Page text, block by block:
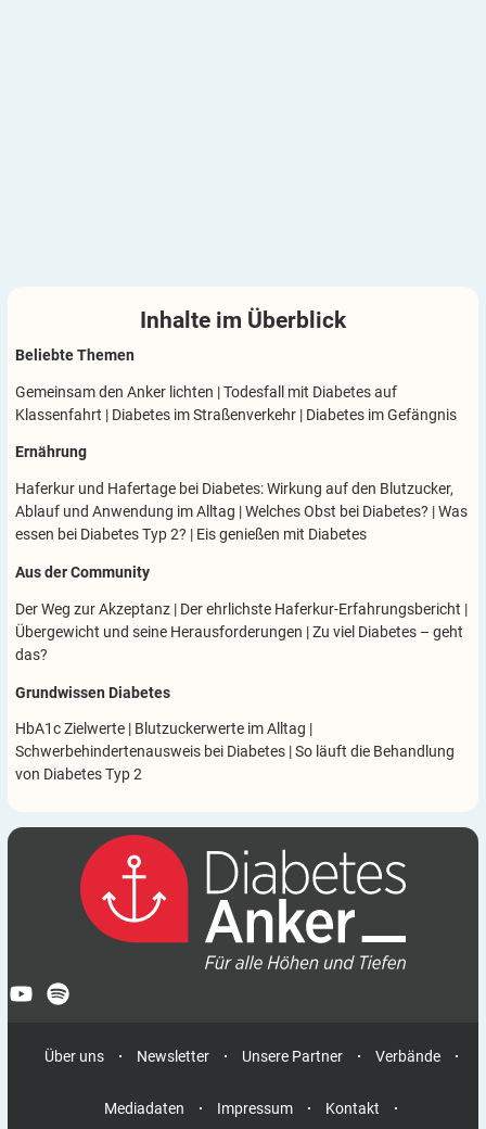
Inhalte im Überblick
Beliebte Themen
Gemeinsam den Anker lichten |Todesfall mit Diabetes auf
Klassenfahrt | Diabetes im Straßenverkehr | Diabetes im Gefängnis
Ernährung
Haferkur und Hafertage bei Diabetes: Wirkung auf den Blutzucker,
Ablauf und Anwendung im Alltag |Welches Obst bei Diabetes? |Was
essen bei Diabetes Typ 2? | Eis genießen mit Diabetes
Aus der Community
Der Weg zur Akzeptanz | Der ehrlichste Haferkur-Erfahrungsbericht |
Übergewicht und seine Herausforderungen |Zu viel Diabetes – geht
das?
Grundwissen Diabetes
HbA1c Zielwerte | Blutzuckerwerte im Alltag |
Schwerbehindertenausweis bei Diabetes |So läuft die Behandlung
von Diabetes Typ 2
Über uns Newsletter Unsere Partner Verbände
Mediadaten Impressum Kontakt